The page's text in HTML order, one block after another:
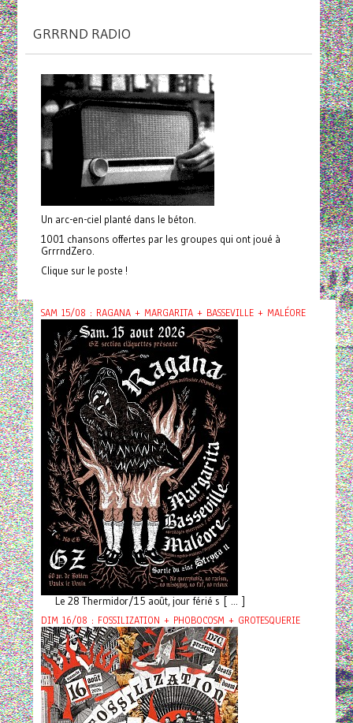
GRRRND RADIO
Un arc-en-ciel planté dans le béton.
1001 chansons offertes par les groupes qui ont joué à
GrrrndZero.
Clique sur le poste !
SAM 15/08 : RAGANA + MARGARITA + BASSEVILLE + MALÉORE
Le 28 Thermidor/15 août, jour férié s [ ... ]
DIM 16/08 : FOSSILIZATION + PHOBOCOSM + GROTESQUERIE